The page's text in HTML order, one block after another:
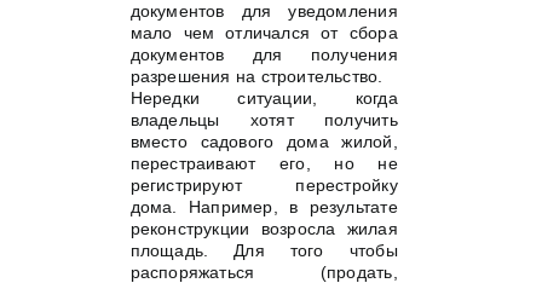
документов для уведомления
мало чем отличался от сбора
документов для получения
разрешения на строительство.
Нередки ситуации, когда
владельцы хотят получить
вместо садового дома жилой,
перестраивают его, но не
регистрируют перестройку
дома. Например, в результате
реконструкции возросла жилая
площадь. Для того чтобы
распоряжаться (продать,